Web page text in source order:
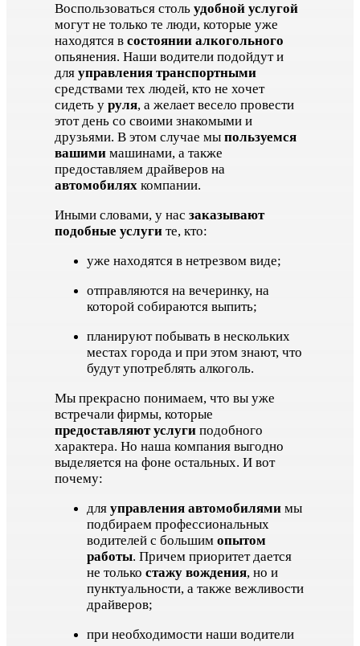
Воспользоваться столь удобной услугой
могут не только те люди, которые уже
находятся в состоянии алкогольного
опьянения. Наши водители подойдут и
для управления транспортными
средствами тех людей, кто не хочет
сидеть у руля, а желает весело провести
этот день со своими знакомыми и
друзьями. В этом случае мы пользуемся
вашимимашинами, а также
предоставляем драйверов на
автомобиляхкомпании.
Иными словами, у нас заказывают
подобные услугите, кто:
уже находятся в нетрезвом виде;
отправляются на вечеринку, на
которой собираются выпить;
планируют побывать в нескольких
местах города и при этом знают, что
будут употреблять алкоголь.
Мы прекрасно понимаем, что вы уже
встречали фирмы, которые
предоставляют услугиподобного
характера. Но наша компания выгодно
выделяется на фоне остальных. И вот
почему:
для управления автомобилямимы
подбираем профессиональных
водителей с большим опытом
работы. Причем приоритет дается
не только стажу вождения, но и
пунктуальности, а также вежливости
драйверов;
при необходимости наши водители